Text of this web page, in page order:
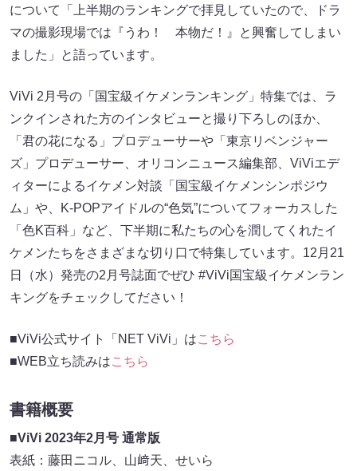
について「上半期のランキングで拝⾒していたので、ドラ
マの撮影現場では『うわ！ 本物だ！』と興奮してしまい
ました」と語っています。
ViVi 2⽉号の「国宝級イケメンランキング」特集では、ラ
ンクインされた⽅のインタビューと撮り下ろしのほか、
「君の花になる」プロデューサーや「東京リベンジャー
ズ」プロデューサー、オリコンニュース編集部、ViViエデ
ィターによるイケメン対談「国宝級イケメンシンポジウ
ム」や、K-POPアイドルの“⾊気”についてフォーカスした
「⾊K百科」など、下半期に私たちの⼼を潤してくれたイ
ケメンたちをさまざまな切り⼝で特集しています。12⽉21
⽇（⽔）発売の2⽉号誌⾯でぜひ #ViVi国宝級イケメンラン
キングをチェックしてださい！
■ViVi公式サイト「NET ViVi」はこちら
■WEB⽴ち読みはこちら
書籍概要
■ViVi 2023年2⽉号 通常版
表紙：藤⽥ニコル、⼭﨑天、せいら